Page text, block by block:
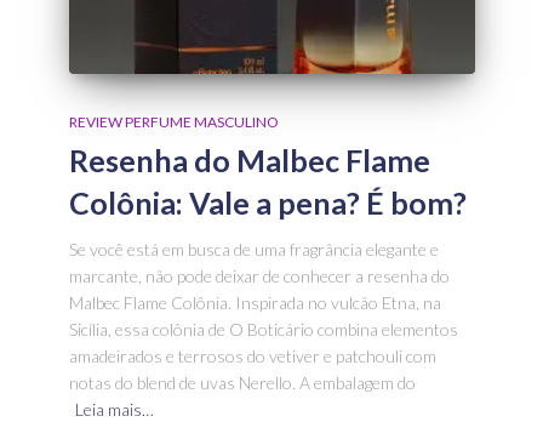
REVIEW PERFUME MASCULINO
Resenha do Malbec Flame
Colônia: Vale a pena? É bom?
Se você está em busca de uma fragrância elegante e
marcante, não pode deixar de conhecer a resenha do
Malbec Flame Colônia. Inspirada no vulcão Etna, na
Sicília, essa colônia de O Boticário combina elementos
amadeirados e terrosos do vetiver e patchouli com
notas do blend de uvas Nerello. A embalagem do
Leia mais…